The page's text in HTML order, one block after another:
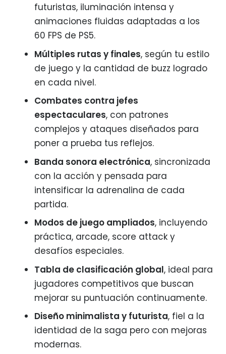
futuristas, iluminación intensa y
animaciones fluidas adaptadas a los
60 FPS de PS5.
Múltiples rutas y finales, según tu estilo
de juego y la cantidad de buzz logrado
en cada nivel.
Combates contra jefes
espectaculares, con patrones
complejos y ataques diseñados para
poner a prueba tus reflejos.
Banda sonora electrónica, sincronizada
con la acción y pensada para
intensificar la adrenalina de cada
partida.
Modos de juego ampliados, incluyendo
práctica, arcade, score attack y
desafíos especiales.
Tabla de clasificación global, ideal para
jugadores competitivos que buscan
mejorar su puntuación continuamente.
Diseño minimalista y futurista, fiel a la
identidad de la saga pero con mejoras
modernas.